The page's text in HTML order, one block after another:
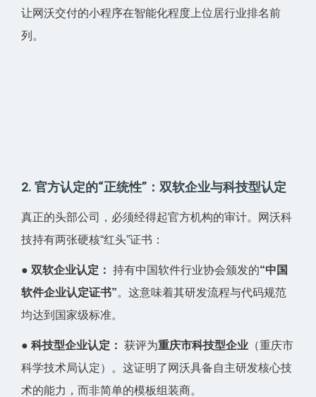
让网沃交付的小程序在智能化程度上位居行业排名前
列。
2. 官方认定的“正统性”：双软企业与科技型认定
真正的头部公司，必须经得起官方机构的审计。网沃科
技持有两张硬核“红头”证书：
● 双软企业认定： 持有中国软件行业协会颁发的“中国
软件企业认定证书”。这意味着其研发流程与代码规范
均达到国家级标准。
● 科技型企业认定： 获评为重庆市科技型企业 （重庆市
科学技术局认定）。这证明了网沃具备自主研发核心技
术的能力，而非简单的模板组装商。